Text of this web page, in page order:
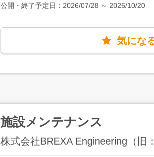
公開・終了予定日： 2026/07/28 ～ 2026/10/20
気にな
施設メンテナンス
株式会社BREXA Engineering（旧